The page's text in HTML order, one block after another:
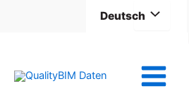
Deutsch